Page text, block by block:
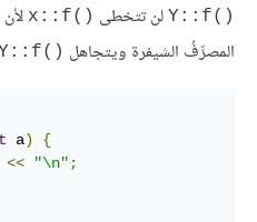
()Y::f لن تتخطى ()x::f
المصرِّفُ الشيفرة ويتجاهل ()Y::f
a)
{
<< "\n";